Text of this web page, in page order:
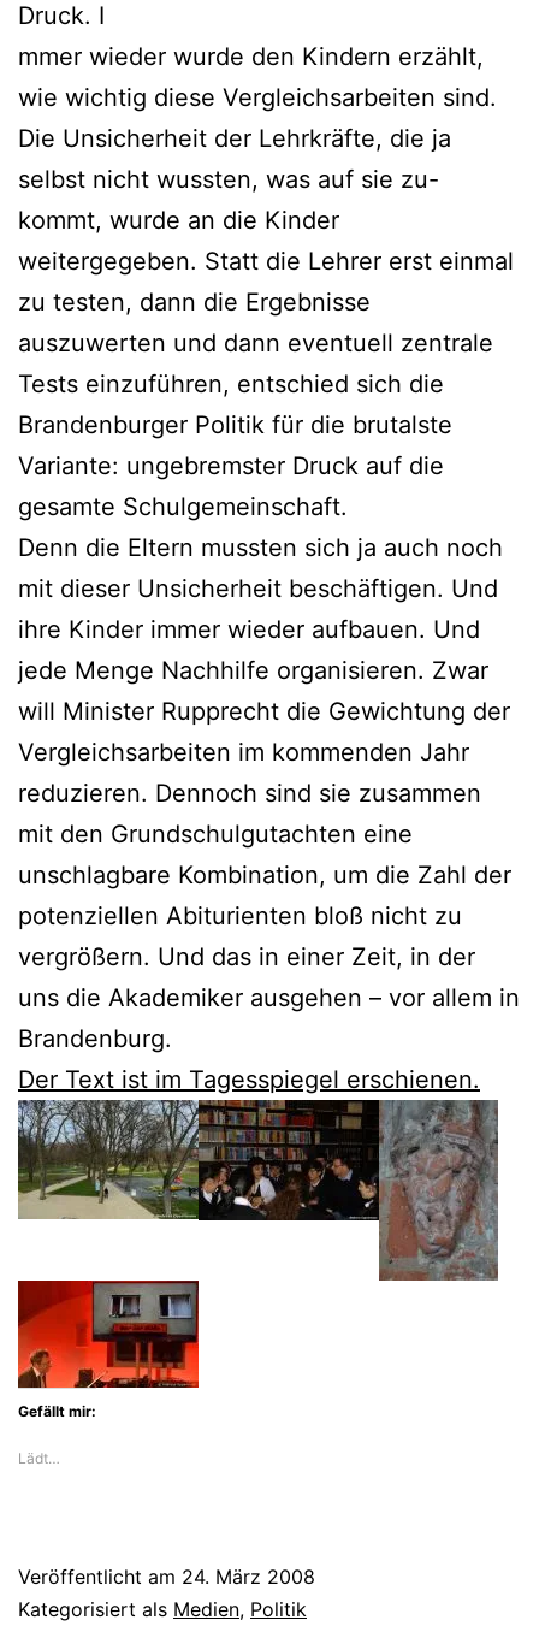
Druck. I
mmer wieder wurde den Kindern erzählt,
wie wichtig diese Vergleichsarbeiten sind.
Die Unsicherheit der Lehrkräfte, die ja
selbst nicht wussten, was auf sie zu-
kommt, wurde an die Kinder
weitergegeben. Statt die Lehrer erst einmal
zu testen, dann die Ergebnisse
auszuwerten und dann eventuell zentrale
Tests einzuführen, entschied sich die
Brandenburger Politik für die brutalste
Variante: ungebremster Druck auf die
gesamte Schulgemeinschaft.
Denn die Eltern mussten sich ja auch noch
mit dieser Unsicherheit beschäftigen. Und
ihre Kinder immer wieder aufbauen. Und
jede Menge Nachhilfe organisieren. Zwar
will Minister Rupprecht die Gewichtung der
Vergleichsarbeiten im kommenden Jahr
reduzieren. Dennoch sind sie zusammen
mit den Grundschulgutachten eine
unschlagbare Kombination, um die Zahl der
potenziellen Abiturienten bloß nicht zu
vergrößern. Und das in einer Zeit, in der
uns die Akademiker ausgehen – vor allem in
Brandenburg.
Der Text ist im Tagesspiegel erschienen.
Gefällt mir:
Lädt…
Veröffentlicht am 24. März 2008
Kategorisiert als Medien, Politik